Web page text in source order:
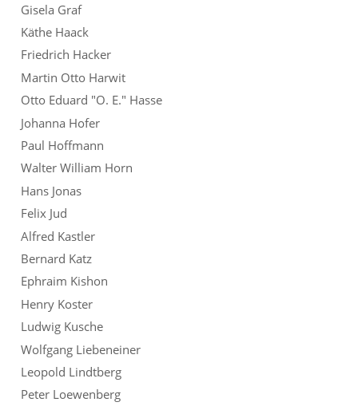
Gisela Graf
Käthe Haack
Friedrich Hacker
Martin Otto Harwit
Otto Eduard "O. E." Hasse
Johanna Hofer
Paul Hoffmann
Walter William Horn
Hans Jonas
Felix Jud
Alfred Kastler
Bernard Katz
Ephraim Kishon
Henry Koster
Ludwig Kusche
Wolfgang Liebeneiner
Leopold Lindtberg
Peter Loewenberg